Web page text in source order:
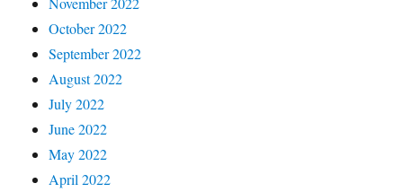
October 2022
September 2022
August 2022
July 2022
June 2022
May 2022
April 2022